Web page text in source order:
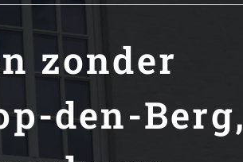
zonder
den-Berg,